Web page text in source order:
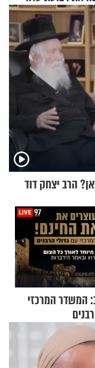
הרב יצחק דוד
המשדר המרכזי